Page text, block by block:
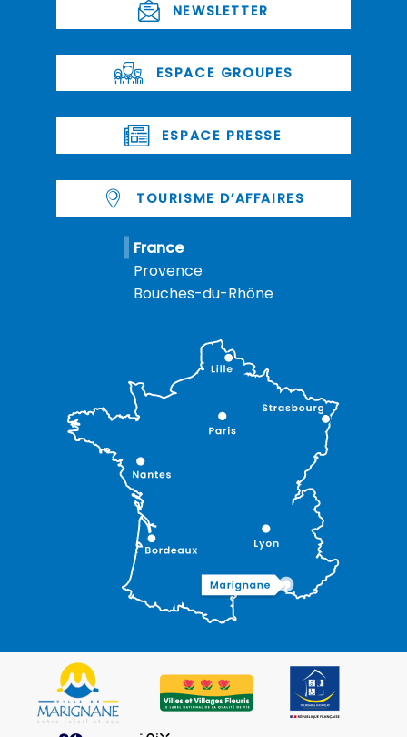
NEWSLETTER
ESPACE GROUPES
ESPACE PRESSE
TOURISME D’AFFAIRES
France
Provence
Bouches-du-Rhône